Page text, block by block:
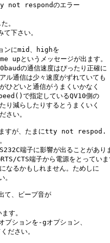
not respondのエラー
。
下さい。
ンにmid、highを
というメッセージが出ます。
の通信速度はぴったり正確に
ル通信は少々速度がずれていても
ひどいと通信がうまくいかなく
で指定しているQV10側の
り減らしたりするとうまくいく
さい。
いますが、たまにtty not
端子に影響が出ることがあり
CTS端子から電源をとっていま
なるかもしれません。ためしに
。
て、ビープ音が
す。
ションを-gオプション、
ださい。